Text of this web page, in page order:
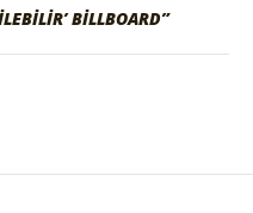
BILLBOARD”